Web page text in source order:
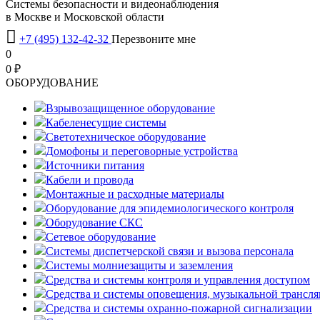
Системы безопасности и видеонаблюдения
в Москве и Московской области
 +7 (495) 132-42-32 Перезвоните мне
0
0 ₽
OБОРУДОВАНИЕ
Взрывозащищенное оборудование
Кабеленесущие системы
Светотехническое оборудование
Домофоны и переговорные устройства
Источники питания
Кабели и провода
Монтажные и расходные материалы
Оборудование для эпидемиологического контроля
Оборудование СКС
Сетевое оборудование
Системы диспетчерской связи и вызова персонала
Системы молниезащиты и заземления
Средства и системы контроля и управления доступом
Средства и системы оповещения, музыкальной
Средства и системы охранно-пожарной сигнализации